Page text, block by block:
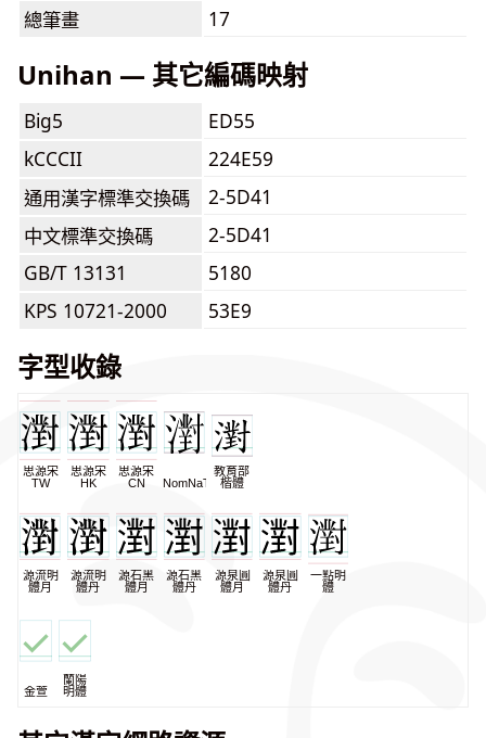
總筆畫
17
Unihan — 其它編碼映射
Big5
ED55
kCCCII
224E59
通用漢字標準交換碼
2-5D41
中文標準交換碼
2-5D41
GB/T 13131
5180
KPS 10721-2000
53E9
字型收錄
思源宋
TW
思源宋
HK
思源宋
CN
NomNaTong
教育部
楷體
源流明
體月
源流明
體丹
源石黑
體月
源石黑
體丹
源泉圓
體月
源泉圓
體丹
一點明
體
金萱
蘭陽
明體